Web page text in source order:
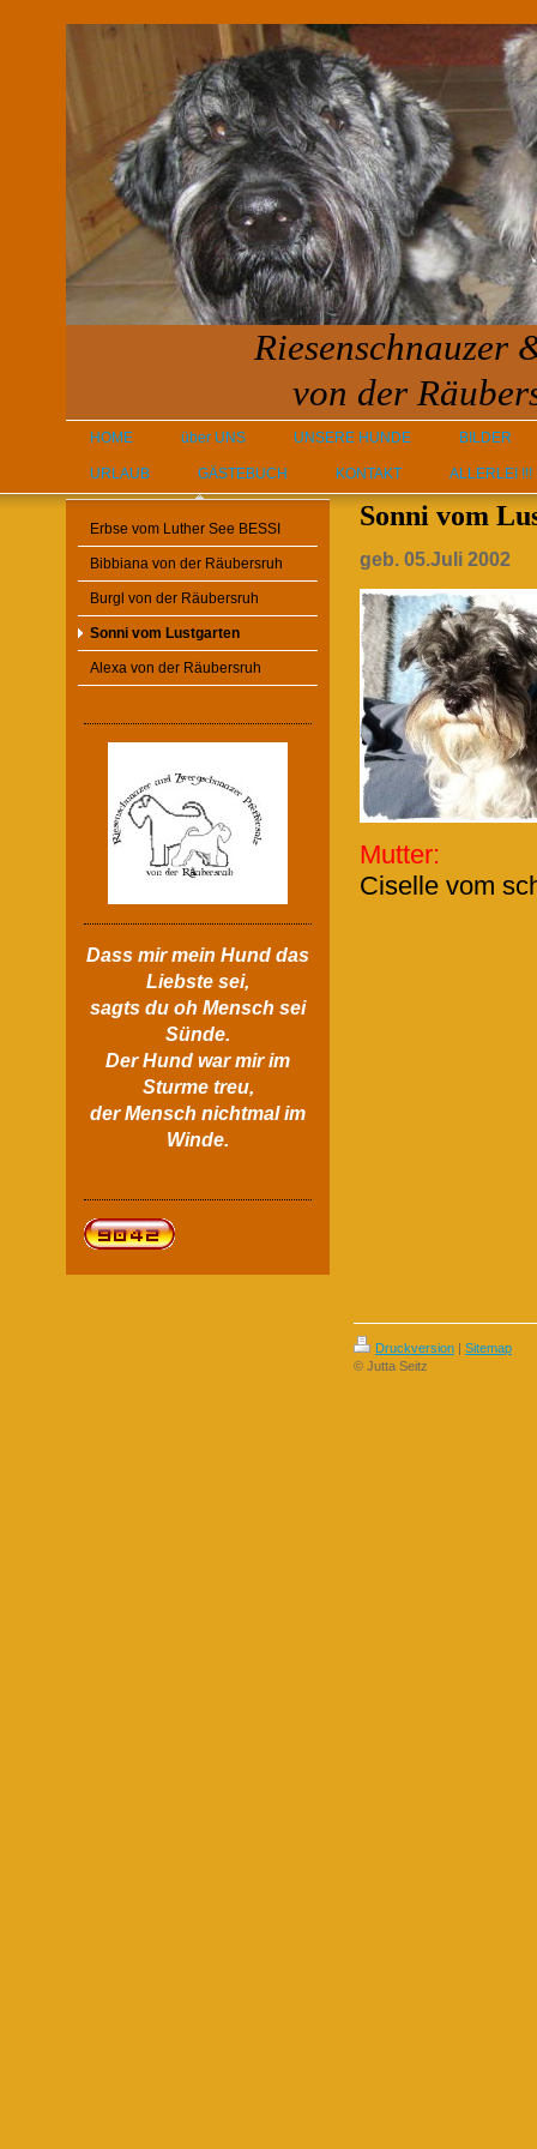
Riesenschnauzer
von der
HOME über UNS UNSERE HUNDE BILDER
URLAUB GÄSTEBUCH KONTAKT ALLERLEI !!!
Erbse vom Luther See BESSI
Bibbiana von der Räubersruh
Burgl von der Räubersruh
Sonni vom Lustgarten
Alexa von der Räubersruh
Dass mir mein Hund das
Liebste sei,
sagts du oh Mensch sei
Sünde.
Der Hund war mir im
Sturme treu,
der Mensch nichtmal im
Winde.
Sonni vom
geb. 05.Juli 2002
Ciselle vom
Druckversion | Sitemap
© Jutta Seitz